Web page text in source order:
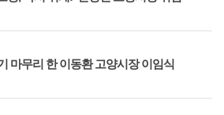
마무리 한 이동환 고양시장 이임식